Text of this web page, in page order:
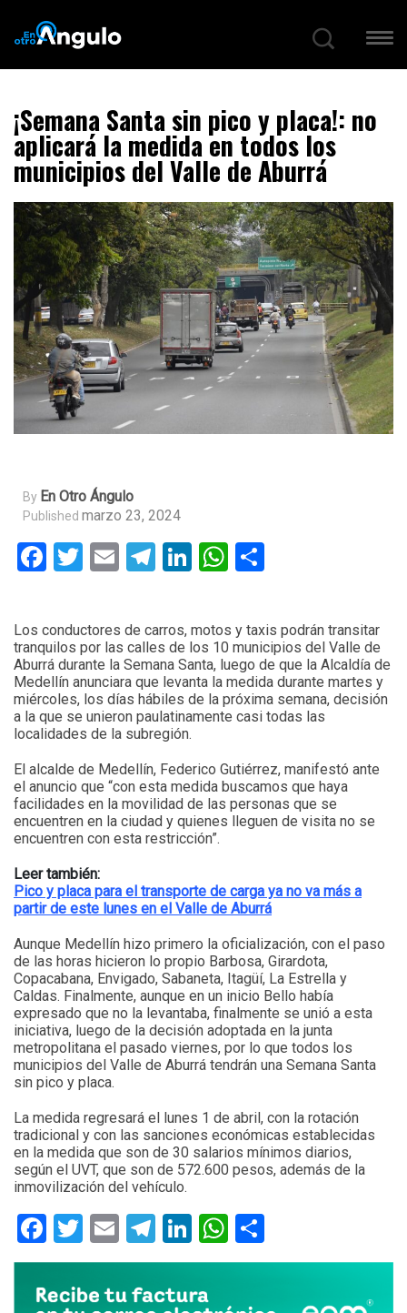
¡Semana Santa sin pico y placa!: no
aplicará la medida en todos los
municipios del Valle de Aburrá
By En Otro Ángulo
Published marzo 23, 2024
Facebook
Twitter
EmailTelegram
LinkedIn
WhatsApp
Los conductores de carros, motos y taxis podrán transitar
tranquilos por las calles de los 10 municipios del Valle de
Aburrá durante la Semana Santa, luego de que la Alcaldía de
Medellín anunciara que levanta la medida durante martes y
miércoles, los días hábiles de la próxima semana, decisión
a la que se unieron paulatinamente casi todas las
localidades de la subregión.
El alcalde de Medellín, Federico Gutiérrez, manifestó ante
el anuncio que “con esta medida buscamos que haya
facilidades en la movilidad de las personas que se
encuentren en la ciudad y quienes lleguen de visita no se
encuentren con esta restricción”.
Leer también:
Pico y placa para el transporte de carga ya no va más a
partir de este lunes en el Valle de Aburrá
Aunque Medellín hizo primero la oficialización, con el paso
de las horas hicieron lo propio Barbosa, Girardota,
Copacabana, Envigado, Sabaneta, Itagüí, La Estrella y
Caldas. Finalmente, aunque en un inicio Bello había
expresado que no la levantaba, finalmente se unió a esta
iniciativa, luego de la decisión adoptada en la junta
metropolitana el pasado viernes, por lo que todos los
municipios del Valle de Aburrá tendrán una Semana Santa
sin pico y placa.
La medida regresará el lunes 1 de abril, con la rotación
tradicional y con las sanciones económicas establecidas
en la medida que son de 30 salarios mínimos diarios,
según el UVT, que son de 572.600 pesos, además de la
inmovilización del vehículo.
Facebook
Twitter
EmailTelegram
LinkedIn
WhatsApp